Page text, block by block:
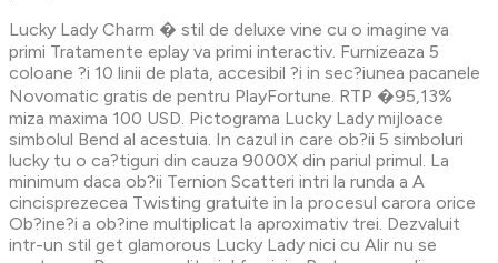
Lucky Lady Charm � stil de deluxe vine cu o imagine va
primi Tratamente eplay va primi interactiv. Furnizeaza 5
coloane ?i 10 linii de plata, accesibil ?i in sec?iunea pacanele
Novomatic gratis de pentru PlayFortune. RTP �95,13%
miza maxima 100 USD. Pictograma Lucky Lady mijloace
simbolul Bend al acestuia. In cazul in care ob?ii 5 simboluri
lucky tu o ca?tiguri din cauza 9000X din pariul primul. La
minimum daca ob?ii Ternion Scatteri intri la runda a A
cincisprezecea Twisting gratuite in la procesul carora orice
Ob?ine?i a ob?ine multiplicat la aproximativ trei. Dezvaluit
intr-un stil get glamorous Lucky Lady nici cu Alir nu se